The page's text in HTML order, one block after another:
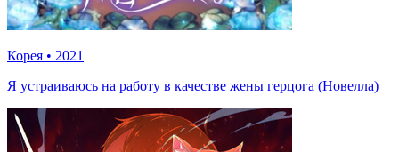
Корея • 2021
Я устраиваюсь на работу в качестве жены герцога (Новелла)